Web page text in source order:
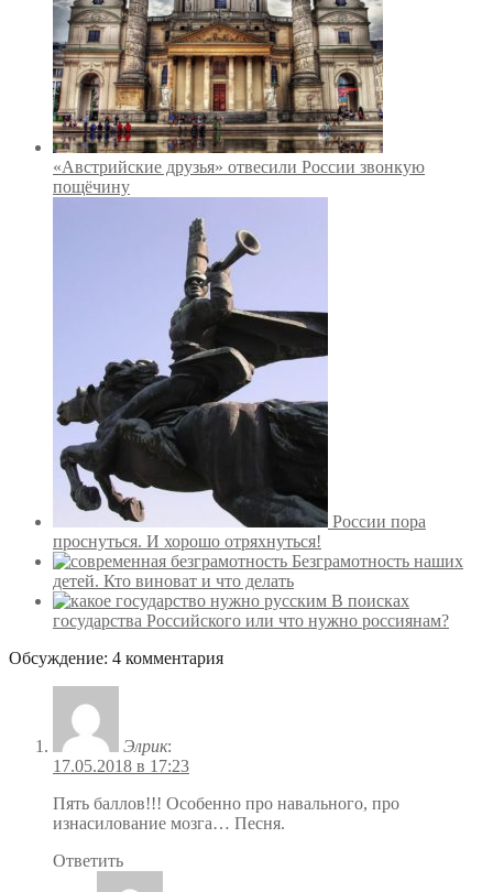
«Австрийские друзья» отвесили России звонкую
пощёчину
России пора
проснуться. И хорошо отряхнуться!
Безграмотность наших
детей. Кто виноват и что делать
В поисках
государства Российского или что нужно россиянам?
Обсуждение: 4 комментария
Элрик:
17.05.2018 в 17:23
Пять баллов!!! Особенно про навального, про
изнасилование мозга… Песня.
Ответить